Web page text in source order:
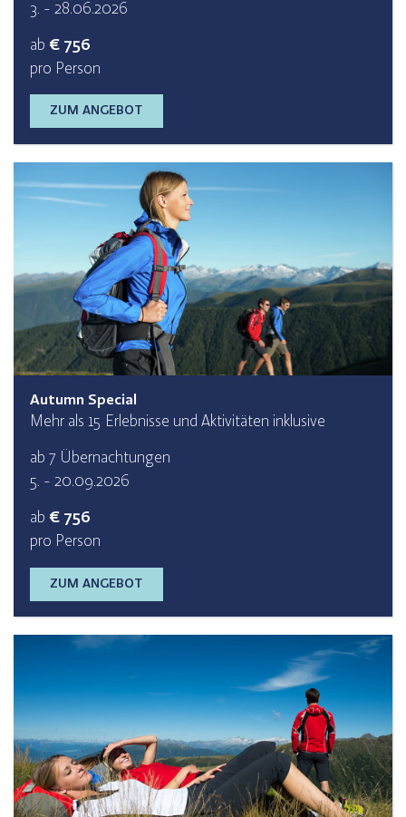
3. - 28.06.2026
ab € 756
pro Person
ZUM ANGEBOT
Autumn Special
Mehr als 15 Erlebnisse und Aktivitäten inklusive
ab 7 Übernachtungen
5. - 20.09.2026
ab € 756
pro Person
ZUM ANGEBOT